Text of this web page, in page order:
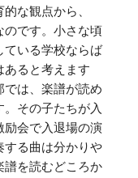
な観点から、
のです。小さな頃
ている学校ならば
あると考えます
では、楽譜が読め
その子たちが入
励会で入退場の演
する曲は分かりや
譜を読むどころか